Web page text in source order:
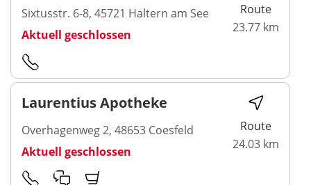
Sixtusstr. 6-8, 45721 Haltern am See
Aktuell geschlossen
Route
23.77 km
Laurentius Apotheke
Overhagenweg 2, 48653 Coesfeld
Aktuell geschlossen
Route
24.03 km